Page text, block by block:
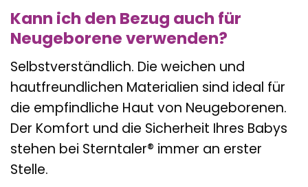
Kann ich den Bezug auch für
Neugeborene verwenden?
Selbstverständlich. Die weichen und
hautfreundlichen Materialien sind ideal für
die empfindliche Haut von Neugeborenen.
Der Komfort und die Sicherheit Ihres Babys
stehen bei Sterntaler® immer an erster
Stelle.